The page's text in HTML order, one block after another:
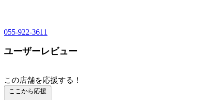
055-922-3611
ユーザーレビュー
この店舗を応援する！
ここから応援